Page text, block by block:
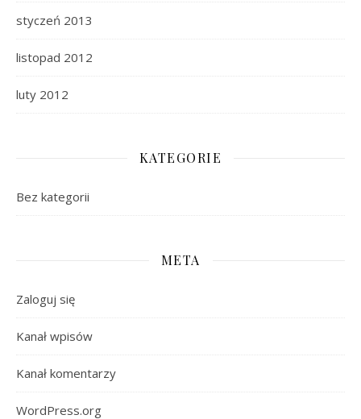
styczeń 2013
listopad 2012
luty 2012
KATEGORIE
Bez kategorii
META
Zaloguj się
Kanał wpisów
Kanał komentarzy
WordPress.org